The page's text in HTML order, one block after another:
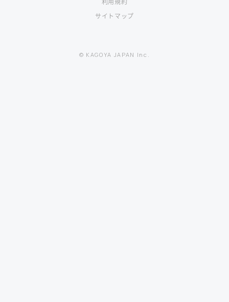
サイトマップ
© KAGOYA JAPAN Inc.